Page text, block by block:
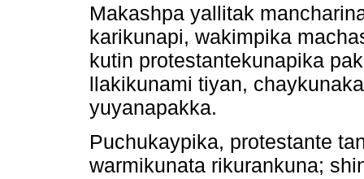
Makashpa yallitak
karikunapi, wakimpika
kutin protestantekunapika
llakikunami tiyan,
yuyanapakka.
Puchukaypika, protestante
warmikunata rikurankuna;